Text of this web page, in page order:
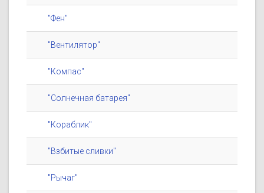
"Фен"
"Вентилятор"
"Компас"
"Солнечная батарея"
"Кораблик"
"Взбитые сливки"
"Рычаг"